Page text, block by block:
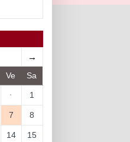
→
Ve Sa
· 1
7 8
14 15